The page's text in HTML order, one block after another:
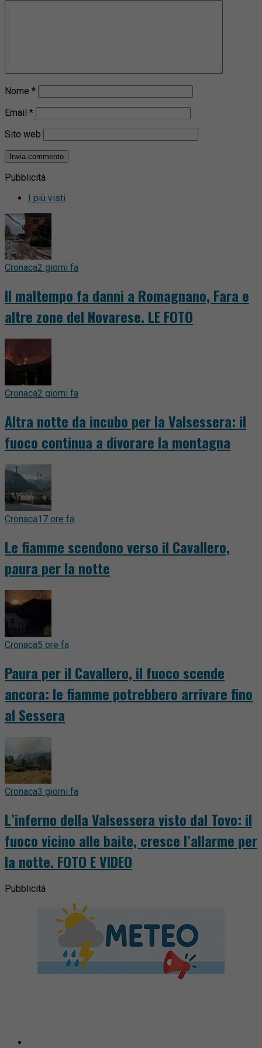
Nome *
Email *
Sito web
Pubblicità
I più visti
Cronaca2 giorni fa
Il maltempo fa danni a Romagnano, Fara e
altre zone del Novarese. LE FOTO
Cronaca2 giorni fa
Altra notte da incubo per la Valsessera: il
fuoco continua a divorare la montagna
Cronaca17 ore fa
Le fiamme scendono verso il Cavallero,
paura per la notte
Cronaca5 ore fa
Paura per il Cavallero, il fuoco scende
ancora: le fiamme potrebbero arrivare fino
al Sessera
Cronaca3 giorni fa
L’inferno della Valsessera visto dal Tovo: il
fuoco vicino alle baite, cresce l’allarme per
la notte. FOTO E VIDEO
Pubblicità